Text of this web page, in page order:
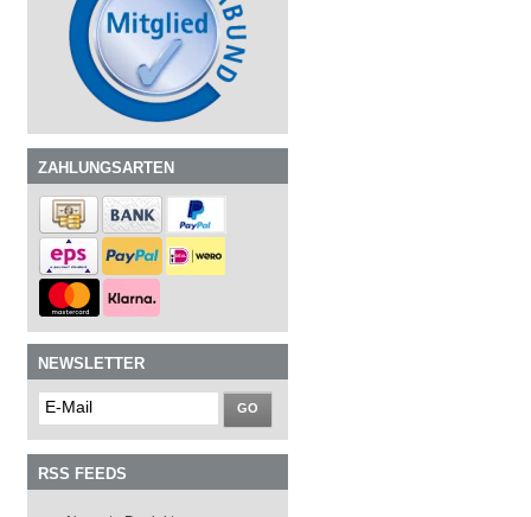
ZAHLUNGSARTEN
NEWSLETTER
GO
RSS FEEDS